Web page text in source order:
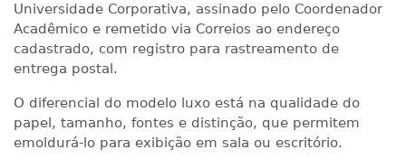
Universidade Corporativa, assinado pelo Coordenador
Acadêmico e remetido via Correios ao endereço
cadastrado, com registro para rastreamento de
entrega postal.
O diferencial do modelo luxo está na qualidade do
papel, tamanho, fontes e distinção, que permitem
emoldurá-lo para exibição em sala ou escritório.